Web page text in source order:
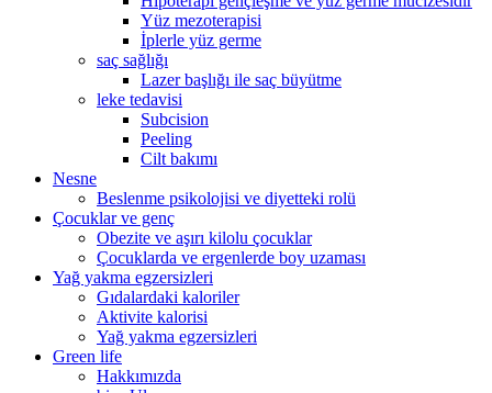
Yüz mezoterapisi
İplerle yüz germe
saç sağlığı
Lazer başlığı ile saç büyütme
leke tedavisi
Subcision
Peeling
Cilt bakımı
Nesne
Beslenme psikolojisi ve diyetteki rolü
Çocuklar ve genç
Obezite ve aşırı kilolu çocuklar
Çocuklarda ve ergenlerde boy uzaması
Yağ yakma egzersizleri
Gıdalardaki kaloriler
Aktivite kalorisi
Yağ yakma egzersizleri
Green life
Hakkımızda